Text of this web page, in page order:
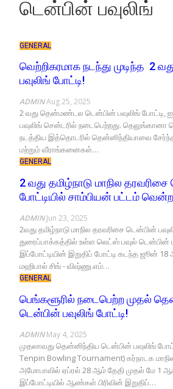
டென்பின் பவுலிங்
GENERAL
வெற்றிகரமாக நடந்து முடிந்த
பவுலிங் போட்டி!
ADMINAug 25, 2025
2 வது தென்மண்டல டென்பின் பவுலிங் போட்டி,
பவுலிங் சென்டரில் நடைபெற்றது.
நடத்திய இத்தொடரில் தென்னிந்தியாவை
மற்றும் வீராங்கனைகள்…
GENERAL
2 வது தமிழ்நாடு மாநில
போட்டியில் சாம்பியன் பட்டம்
ADMINJun 23, 2025
2வது தமிழ்நாடு மாநில தரவரிசை டென்பின்
துரைப்பாக்கத்தில் உள்ள லெட்ஸ் பவுல் டென்பின்
இப்போட்டியின் இறுதிப் போட்டி கடந்த ஜூன் 18
மஹிபால் சிங் - விஷ்ணு.எம்…
GENERAL
பெங்களூரில் நடைபெற்ற முதல்
டென்பின் பவுலிங் போட்டி!
ADMINMay 4, 2025
முதலாவது தென்னிந்திய டென்பின் பவுலிங்
Tenpin Bowling Tournament) கர்நாடக
அமோபாவில் ஏப்ரல் 28 ஆம் தேதி முதல் மே 1
இப்போட்டியில் ஆண்கள் பிரிவின் இறுதிப்…